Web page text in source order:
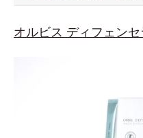
オルビス ディフェンセ